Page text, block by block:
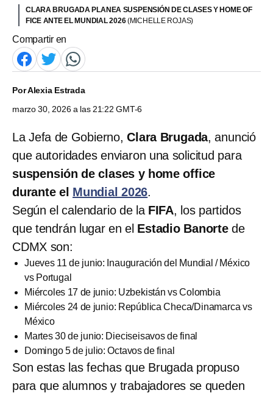
CLARA BRUGADA PLANEA SUSPENSIÓN DE CLASES Y HOME OF
FICE ANTE EL MUNDIAL 2026(MICHELLE ROJAS)
Compartir en
PorAlexia Estrada
marzo 30, 2026 a las 21:22 GMT-6
La Jefa de Gobierno,Clara Brugada, anunció
que autoridades enviaron una solicitud para
suspensión de clases y home office
durante el Mundial 2026.
Según el calendario de la FIFA, los partidos
que tendrán lugar en el Estadio Banortede
CDMX son:
Jueves 11 de junio: Inauguración del Mundial / México
vs Portugal
Miércoles 17 de junio: Uzbekistán vs Colombia
Miércoles 24 de junio: República Checa/Dinamarca vs
México
Martes 30 de junio: Dieciseisavos de final
Domingo 5 de julio: Octavos de final
Son estas las fechas que Brugada propuso
para que alumnos y trabajadores se queden